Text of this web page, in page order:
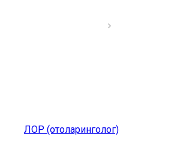
ЛОР (отоларинголог)